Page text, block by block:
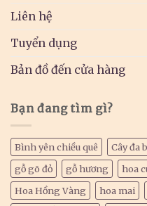
Liên hệ
Tuyển dụng
Bản đồ đến cửa hàng
Bạn đang tìm gì?
Bình yên chiều quê Cây đa
gỗ gõ đỏ
gỗ hương hoa
Hoa Hồng Vàng
hoa mai